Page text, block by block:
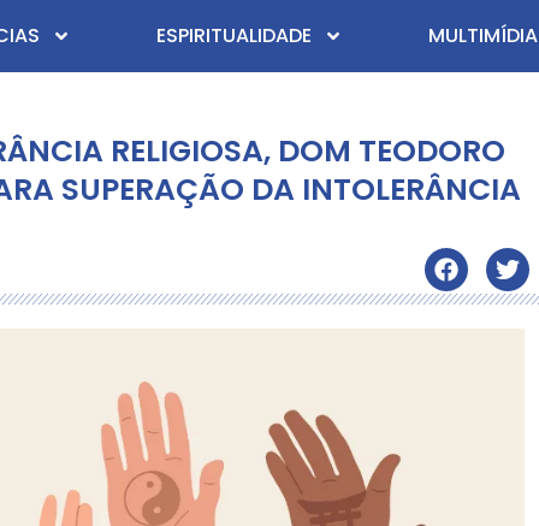
ESPIRITUALIDADE MULTIMÍDIA
RELIGIOSA, DOM TEODORO
SUPERAÇÃO DA INTOLERÂNCIA